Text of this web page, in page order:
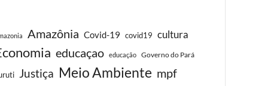
Amazônia Covid-19 covid19 cultura
educaçao educação Governo do Pará
Justiça Meio Ambiente mpf